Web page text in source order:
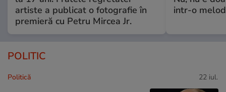
artiste a publicat o fotografie în
premieră cu Petru Mircea Jr.
intr-o
POLITIC
Politică 22 iul.